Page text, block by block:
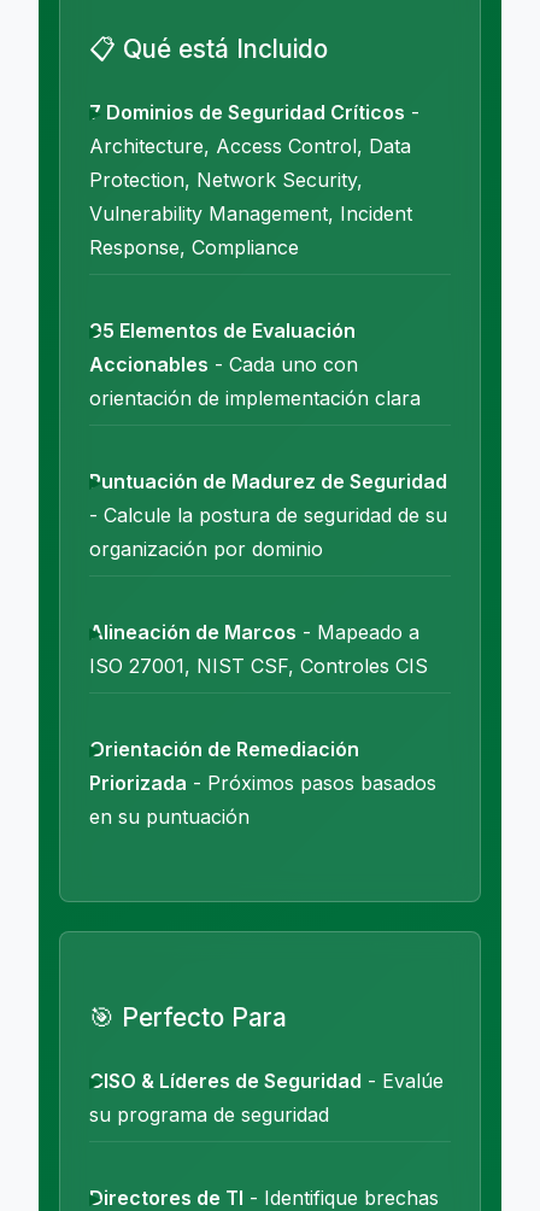
📋 Qué está Incluido
7 Dominios de Seguridad Críticos -
Architecture, Access Control, Data
Protection, Network Security,
Vulnerability Management, Incident
Response, Compliance
95 Elementos de Evaluación
Accionables - Cada uno con
orientación de implementación clara
Puntuación de Madurez de Seguridad
- Calcule la postura de seguridad de su
organización por dominio
Alineación de Marcos - Mapeado a
ISO 27001, NIST CSF, Controles CIS
Orientación de Remediación
Priorizada - Próximos pasos basados
en su puntuación
🎯 Perfecto Para
CISO & Líderes de Seguridad - Evalúe
su programa de seguridad
Directores de TI - Identifique brechas